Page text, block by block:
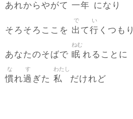
あれからやがて 一年 になり
そろそろここを 出
で
て行
い
くつもり
あなたのそばで 眠
ねむ
れることに
慣
な
れ過
す
ぎた 私
わたし
だけれど